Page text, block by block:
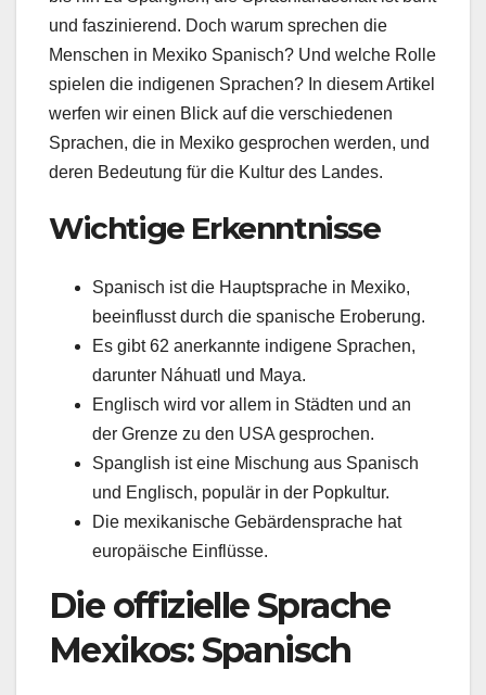
und faszinierend. Doch warum sprechen die
Menschen in Mexiko Spanisch? Und welche Rolle
spielen die indigenen Sprachen? In diesem Artikel
werfen wir einen Blick auf die verschiedenen
Sprachen, die in Mexiko gesprochen werden, und
deren Bedeutung für die Kultur des Landes.
Wichtige Erkenntnisse
Spanisch ist die Hauptsprache in Mexiko,
beeinflusst durch die spanische Eroberung.
Es gibt 62 anerkannte indigene Sprachen,
darunter Náhuatl und Maya.
Englisch wird vor allem in Städten und an
der Grenze zu den USA gesprochen.
Spanglish ist eine Mischung aus Spanisch
und Englisch, populär in der Popkultur.
Die mexikanische Gebärdensprache hat
europäische Einflüsse.
Die offizielle Sprache
Mexikos: Spanisch